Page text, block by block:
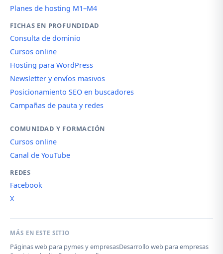
Planes de hosting M1–M4
FICHAS EN PROFUNDIDAD
Consulta de dominio
Cursos online
Hosting para WordPress
Newsletter y envíos masivos
Posicionamiento SEO en buscadores
Campañas de pauta y redes
COMUNIDAD Y FORMACIÓN
Cursos online
Canal de YouTube
REDES
Facebook
X
MÁS EN ESTE SITIO
Páginas web para pymes y empresasDesarrollo web para empresas